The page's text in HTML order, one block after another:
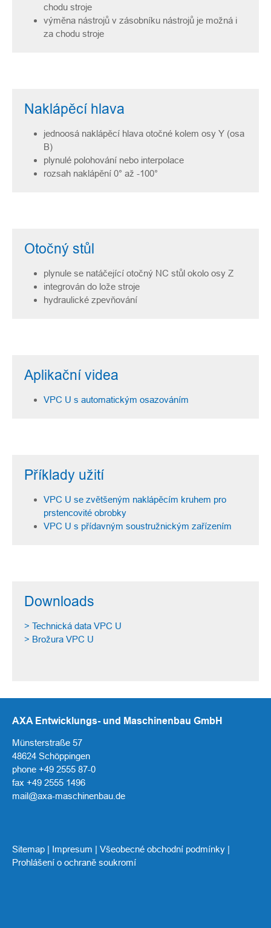
chodu stroje
výměna nástrojů v zásobníku nástrojů je možná i
za chodu stroje
Naklápěcí hlava
jednoosá naklápěcí hlava otočné kolem osy Y (osa
B)
plynulé polohování nebo interpolace
rozsah naklápění 0° až -100°
Otočný stůl
plynule se natáčející otočný NC stůl okolo osy Z
integrován do lože stroje
hydraulické zpevňování
Aplikační videa
VPC U s automatickým osazováním
Příklady užití
VPC U se zvětšeným naklápěcím kruhem pro
prstencovité obrobky
VPC U s přídavným soustružnickým zařízením
Downloads
> Technická data VPC U
> Brožura VPC U
AXA Entwicklungs- und Maschinenbau GmbH
Münsterstraße 57
48624 Schöppingen
phone +49 2555 87-0
fax +49 2555 1496
mail@axa-maschinenbau.de
Sitemap | Impresum | Všeobecné obchodní podmínky |
Prohlášení o ochraně soukromí